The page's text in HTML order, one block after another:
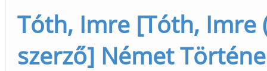
Tóth, Imre [Tóth,
szerző] Német